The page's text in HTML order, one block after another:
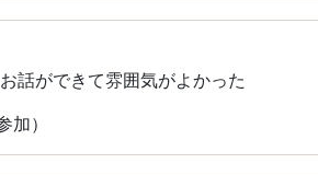
話ができて雰囲気がよかった
）